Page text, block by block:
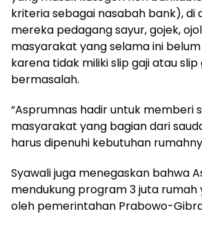
kriteria sebagai nasabah bank), di
mereka pedagang sayur, gojek,
masyarakat yang selama ini
karena tidak miliki slip gaji atau slip
bermasalah.
“Asprumnas hadir untuk memberi
masyarakat yang bagian dari
harus dipenuhi kebutuhan
Syawali juga menegaskan bahwa
mendukung program 3 juta rumah
oleh pemerintahan Prabowo-